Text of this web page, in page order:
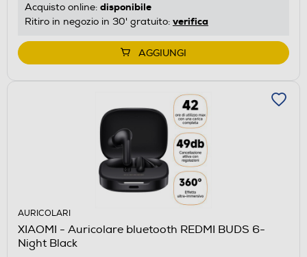
Acquisto online: disponibile
Ritiro in negozio in 30' gratuito: verifica
AGGIUNGI
AURICOLARI
XIAOMI - Auricolare bluetooth REDMI BUDS 6-
Night Black